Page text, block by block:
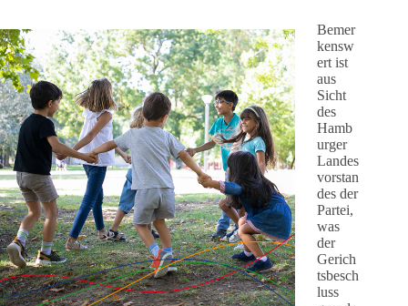
Bemer
kensw
ert ist
aus
Sicht
des
Hamb
urger
Landes
vorstan
des der
Partei,
was
der
Gerich
tsbesch
luss